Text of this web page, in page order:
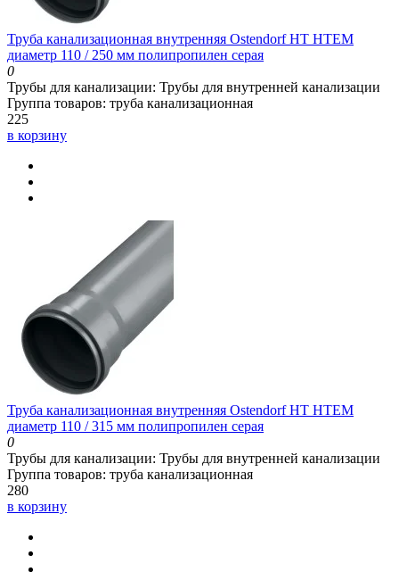
Труба канализационная внутренняя Ostendorf HT HTEM
диаметр 110 / 250 мм полипропилен серая
0
Трубы для канализации: Трубы для внутренней канализации
Группа товаров: труба канализационная
225
в корзину
Труба канализационная внутренняя Ostendorf HT HTEM
диаметр 110 / 315 мм полипропилен серая
0
Трубы для канализации: Трубы для внутренней канализации
Группа товаров: труба канализационная
280
в корзину